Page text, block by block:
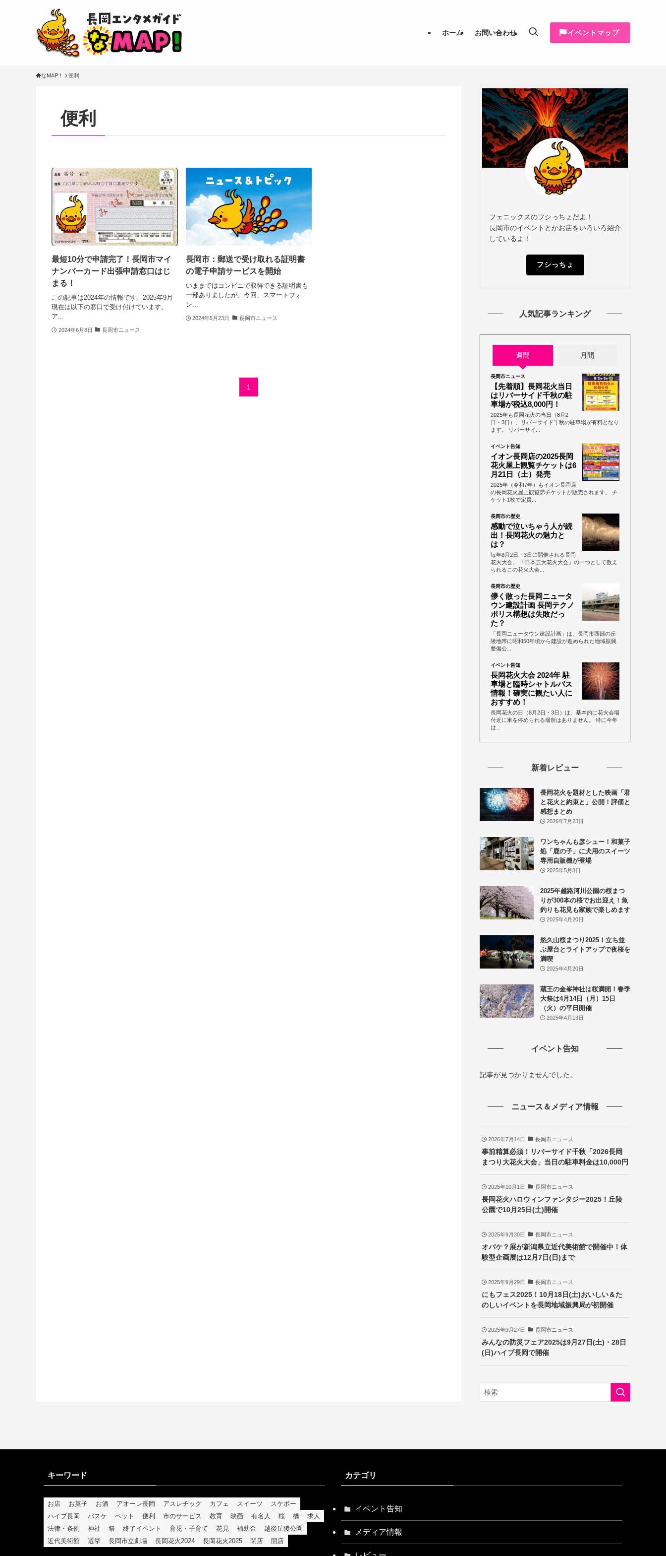
ホーム お問い合わせ イベントマップ
なMAP！ 便利
便利
最短10分で申請完了！長岡市マイ
ナンバーカード出張申請窓口はじ
まる！
この記事は2024年の情報です。2025年9月
現在は以下の窓口で受け付けています。
ア...
2024年6月8日 長岡市ニュース
長岡市：郵送で受け取れる証明書
の電子申請サービスを開始
いままではコンビニで取得できる証明書も
一部ありましたが、今回、スマートフォ
ン...
2024年5月23日 長岡市ニュース
1
フェニックスのフシっちょだよ！
長岡市のイベントとかお店をいろいろ紹介
しているよ！
フシっちょ
人気記事ランキング
週間 月間
長岡市ニュース
【先着順】長岡花火当日
はリバーサイド千秋の駐
車場が税込8,000円！
2025年も長岡花火の当日（8月2
日・3日）、リバーサイド千秋の駐車場が有料となり
ます。 リバーサイ...
イベント告知
イオン長岡店の2025長岡
花火屋上観覧チケットは6
月21日（土）発売
2025年（令和7年）もイオン長岡店
の長岡花火屋上観覧席チケットが販売されます。 チ
ケット1枚で定員...
長岡市の歴史
感動で泣いちゃう人が続
出！長岡花火の魅力と
は？
毎年8月2日・3日に開催される長岡
花火大会。 「日本三大花火大会」の一つとして数え
られるこの花火大会...
長岡市の歴史
儚く散った長岡ニュータ
ウン建設計画 長岡テクノ
ポリス構想は失敗だっ
た？
「長岡ニュータウン建設計画」は、長岡市西部の丘
陵地帯に昭和50年頃から建設が進められた地域振興
整備公...
イベント告知
長岡花火大会 2024年 駐
車場と臨時シャトルバス
情報！確実に観たい人に
おすすめ！
長岡花火の日（8月2日・3日）は、基本的に花火会場
付近に車を停められる場所はありません。 特に今年
は...
新着レビュー
長岡花火を題材とした映画「君
と花火と約束と」公開！評価と
感想まとめ
2026年7月23日
ワンちゃんも彦シュー！和菓子
処「鹿の子」に犬用のスイーツ
専用自販機が登場
2025年5月8日
2025年越路河川公園の桜まつ
りが300本の桜でお出迎え！魚
釣りも花見も家族で楽しめます
2025年4月20日
悠久山桜まつり2025！立ち並
ぶ屋台とライトアップで夜桜を
満喫
2025年4月20日
蔵王の金峯神社は桜満開！春季
大祭は4月14日（月）15日
（火）の平日開催
2025年4月13日
イベント告知
記事が見つかりませんでした。
ニュース＆メディア情報
2026年7月14日 長岡市ニュース
事前精算必須！リバーサイド千秋「2026長岡
まつり大花火大会」当日の駐車料金は10,000円
2025年10月1日 長岡市ニュース
長岡花火ハロウィンファンタジー2025！丘陵
公園で10月25日(土)開催
2025年9月30日 長岡市ニュース
オバケ？展が新潟県立近代美術館で開催中！体
験型企画展は12月7日(日)まで
2025年9月29日 長岡市ニュース
にもフェス2025！10月18日(土)おいしい＆た
のしいイベントを長岡地域振興局が初開催
2025年9月27日 長岡市ニュース
みんなの防災フェア2025は9月27日(土)・28日
(日)ハイブ長岡で開催
キーワード
お店 お菓子 お酒 アオーレ長岡 アスレチック カフェ スイーツ
スケボー
ハイブ長岡
バスケ ペット 便利 市のサービス 教育 映画 有名人 桜 橋
求人
法律・条例
神社 祭 終了イベント 育児・子育て 花見 補助金
越後丘陵公園
近代美術館
選挙 長岡市立劇場 長岡花火2024 長岡花火2025 閉店 開店
カテゴリ
イベント告知
メディア情報